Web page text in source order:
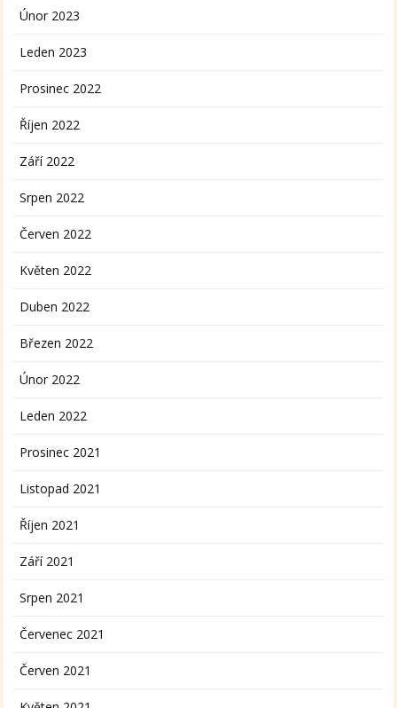
Únor 2023
Leden 2023
Prosinec 2022
Říjen 2022
Září 2022
Srpen 2022
Červen 2022
Květen 2022
Duben 2022
Březen 2022
Únor 2022
Leden 2022
Prosinec 2021
Listopad 2021
Říjen 2021
Září 2021
Srpen 2021
Červenec 2021
Červen 2021